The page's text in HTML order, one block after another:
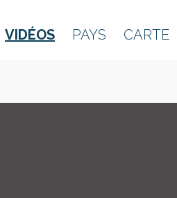
VIDÉOS PAYS CARTE